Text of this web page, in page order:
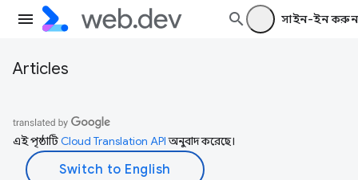
সাইন-ইন করুন
Articles
এই পৃষ্ঠাটিCloud Translation APIঅনুবাদ করেছে।